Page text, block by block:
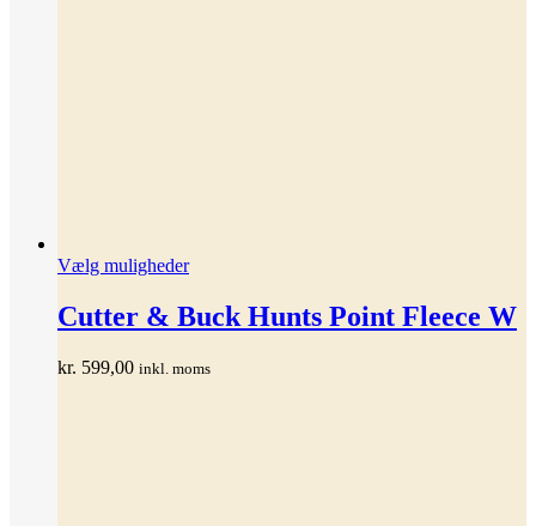
Vælg mulighederDette
har
flere
Mulighederne
Cutter & Buck Hunts Point Fleece W
kr. 599,00 inkl. moms